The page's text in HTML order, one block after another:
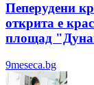
Пеперудени
открита е
площад
9meseca.bg